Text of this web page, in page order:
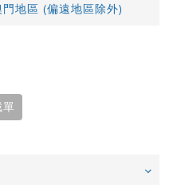
地區 (偏遠地區除外)